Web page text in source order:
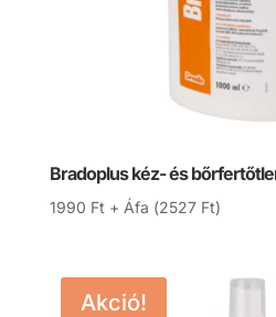
Bradoplus kéz- és
1990 Ft + Áfa (2527 Ft)
Akció!